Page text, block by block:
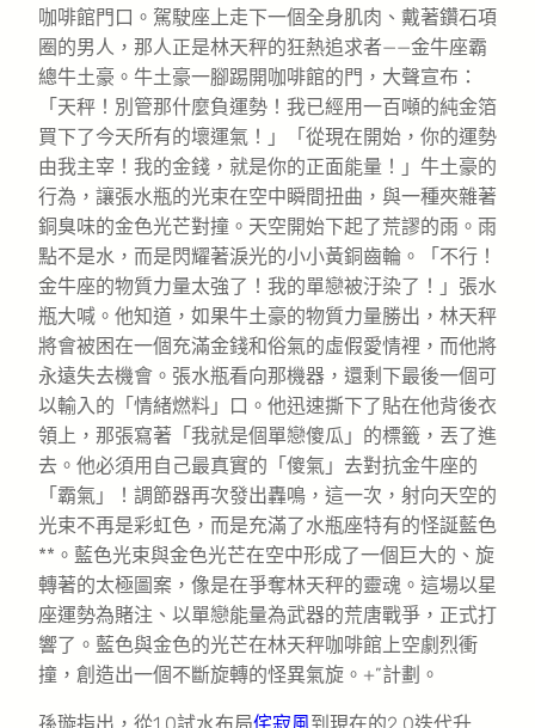
咖啡館門口。駕駛座上走下一個全身肌肉、戴著鑽石項
圈的男人，那人正是林天秤的狂熱追求者——金牛座霸
總牛土豪。牛土豪一腳踢開咖啡館的門，大聲宣布：
「天秤！別管那什麼負運勢！我已經用一百噸的純金箔
買下了今天所有的壞運氣！」「從現在開始，你的運勢
由我主宰！我的金錢，就是你的正面能量！」牛土豪的
行為，讓張水瓶的光束在空中瞬間扭曲，與一種夾雜著
銅臭味的金色光芒對撞。天空開始下起了荒謬的雨。雨
點不是水，而是閃耀著淚光的小小黃銅齒輪。「不行！
金牛座的物質力量太強了！我的單戀被汙染了！」張水
瓶大喊。他知道，如果牛土豪的物質力量勝出，林天秤
將會被困在一個充滿金錢和俗氣的虛假愛情裡，而他將
永遠失去機會。張水瓶看向那機器，還剩下最後一個可
以輸入的「情緒燃料」口。他迅速撕下了貼在他背後衣
領上，那張寫著「我就是個單戀傻瓜」的標籤，丟了進
去。他必須用自己最真實的「傻氣」去對抗金牛座的
「霸氣」！調節器再次發出轟鳴，這一次，射向天空的
光束不再是彩虹色，而是充滿了水瓶座特有的怪誕藍色
**。藍色光束與金色光芒在空中形成了一個巨大的、旋
轉著的太極圖案，像是在爭奪林天秤的靈魂。這場以星
座運勢為賭注、以單戀能量為武器的荒唐戰爭，正式打
響了。藍色與金色的光芒在林天秤咖啡館上空劇烈衝
撞，創造出一個不斷旋轉的怪異氣旋。+”計劃。